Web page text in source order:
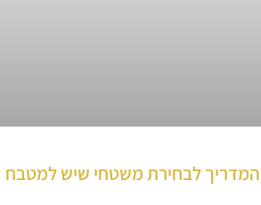
המדריך לבחירת משטחי שיש למטבח